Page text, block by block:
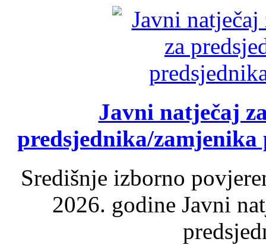
Javni natječaj
predsjednika/
Središnje izborno
2026. godine Javni